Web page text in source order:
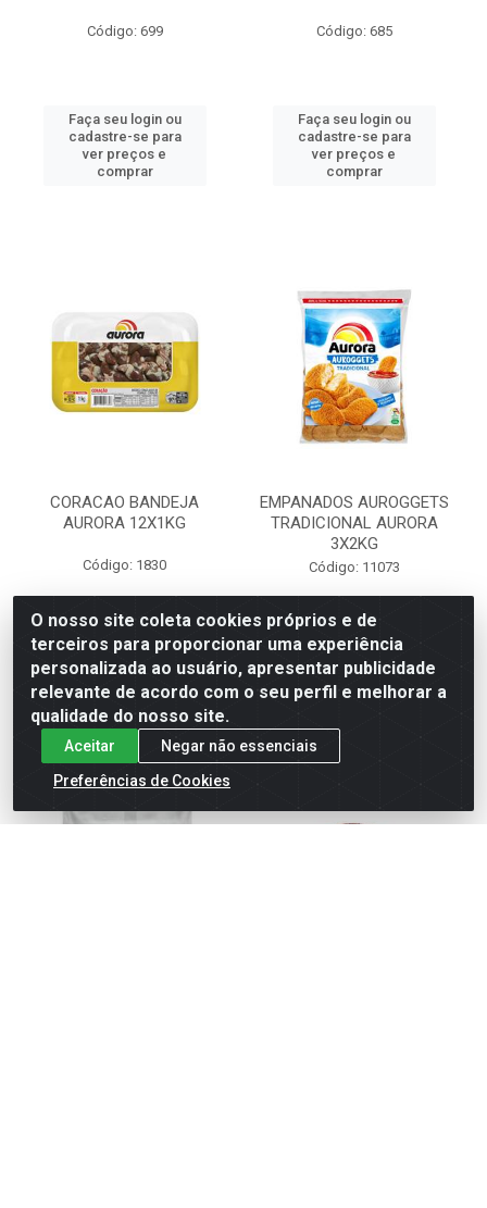
Código: 699
Faça seu login ou
cadastre-se para
ver preços e
comprar
Código: 685
Faça seu login ou
cadastre-se para
ver preços e
comprar
CORACAO BANDEJA
AURORA 12X1KG
Código: 1830
Faça seu login ou
cadastre-se para
ver preços e
comprar
EMPANADOS AUROGGETS
TRADICIONAL AURORA
3X2KG
Código: 11073
Faça seu login ou
cadastre-se para
ver preços e
O nosso site coleta cookies próprios e de
terceiros para proporcionar uma experiência
personalizada ao usuário, apresentar publicidade
relevante de acordo com o seu perfil e melhorar a
qualidade do nosso site.
Aceitar
Negar não essenciais
Preferências de Cookies